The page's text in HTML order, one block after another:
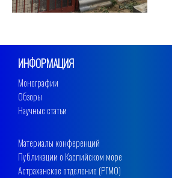
ИНФОРМАЦИЯ
Монографии
Обзоры
Научные статьи
Материалы конференций
Публикации о Каспийском море
Астраханское отделение (РГМО)